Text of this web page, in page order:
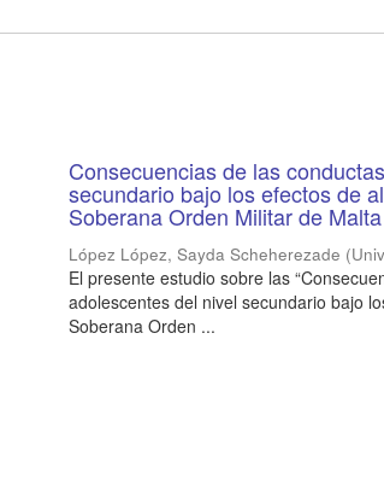
Consecuencias de las
secundario bajo los efectos de
Soberana Orden Militar de
López López, Sayda Scheherezade (
El presente estudio sobre las
adolescentes del nivel secundario bajo
Soberana Orden ...